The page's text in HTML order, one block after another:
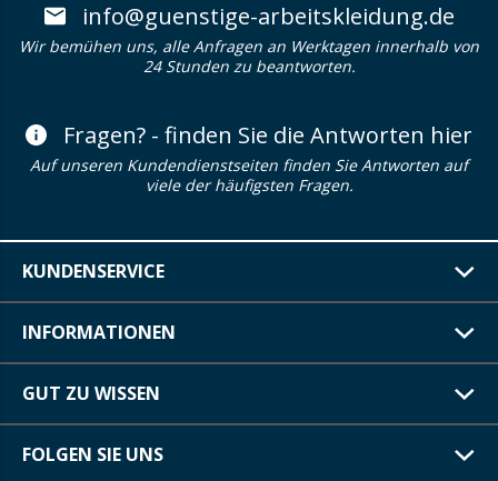
info@guenstige-arbeitskleidung.de
Wir bemühen uns, alle Anfragen an Werktagen innerhalb von
24 Stunden zu beantworten.
Fragen? - finden Sie die Antworten hier
Auf unseren Kundendienstseiten finden Sie Antworten auf
viele der häufigsten Fragen.
KUNDENSERVICE
INFORMATIONEN
GUT ZU WISSEN
FOLGEN SIE UNS